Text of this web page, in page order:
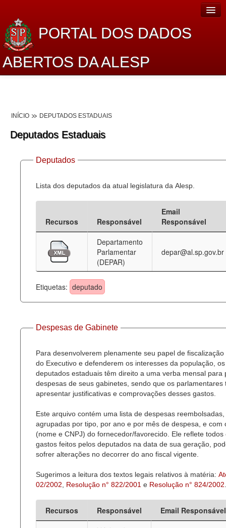
PORTAL DOS DADOS
ABERTOS DA ALESP
Lei de Acesso à Informação
Dados Governamentais Abertos
Planejamento
Catálogo de dados
Processo Legislativo
Deputados Estaduais
Administração
Legislação
Agenda
Perguntas frequentes
INÍCIO DEPUTADOS ESTADUAIS
Deputados Estaduais
Deputados
Lista dos deputados da atual legislatura da Alesp.
Recursos Responsável
Email
Responsável
Departamento
Parlamentar
(DEPAR)
depar@al.sp.gov.br
Etiquetas: deputado
Despesas de Gabinete
Para desenvolverem plenamente seu papel de fiscalização
do Executivo e defenderem os interesses da população, os
deputados estaduais têm direito a uma verba mensal para
despesas de seus gabinetes, sendo que os parlamentares
apresentar justificativas e comprovações desses gastos.
Este arquivo contém uma lista de despesas reembolsadas,
agrupadas por tipo, por ano e por mês de despesa, e com
(nome e CNPJ) do fornecedor/favorecido. Ele reflete todos
gastos feitos pelos deputados na data de sua geração,
sofrer alterações no decorrer do ano fiscal vigente.
Sugerimos a leitura dos textos legais relativos à matéria:
02/2002
Resolução n° 822/2001 e Resolução n° 824/2002
Recursos Responsável
Email Responsável